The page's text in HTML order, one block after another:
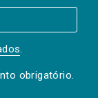
.
obrigatório.